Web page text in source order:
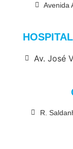
Avenida
Av. José
R.